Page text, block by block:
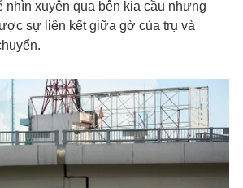
nhìn xuyên qua bên kia cầu nhưng
sự liên kết giữa gờ của trụ và